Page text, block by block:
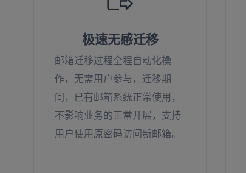
极速无感迁移
邮箱迁移过程全程自动化操
作，无需用户参与，迁移期
间，已有邮箱系统正常使用，
不影响业务的正常开展，支持
用户使用原密码访问新邮箱。